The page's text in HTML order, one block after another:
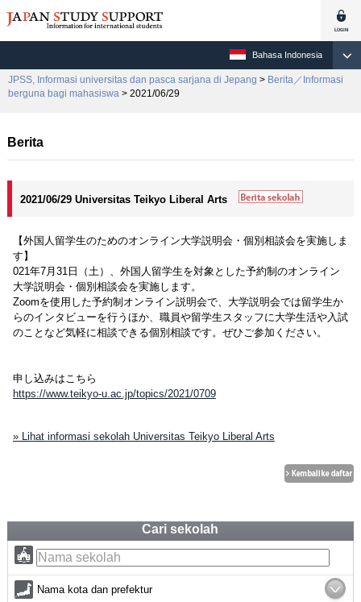
Bahasa Indonesia
JPSS, Informasi universitas dan pasca sarjana di Jepang > Berita／Informasi
berguna bagi mahasiswa > 2021/06/29
Berita
2021/06/29 Universitas Teikyo Liberal Arts
【外国人留学生のためのオンライン大学説明会・個別相談会を実施しま
す】
021年7月31日（土）、外国人留学生を対象とした予約制のオンライン
大学説明会・個別相談会を実施します。
Zoomを使用した予約制オンライン説明会で、大学説明会では留学生か
らのインタビューを行うほか、職員や留学生スタッフに大学生活や入試
のことなど気軽に相談できる個別相談です。ぜひご参加ください。
申し込みはこちら
https://www.teikyo-u.ac.jp/topics/2021/0709
» Lihat informasi sekolah Universitas Teikyo Liberal Arts
Cari sekolah
Nama kota dan prefektur